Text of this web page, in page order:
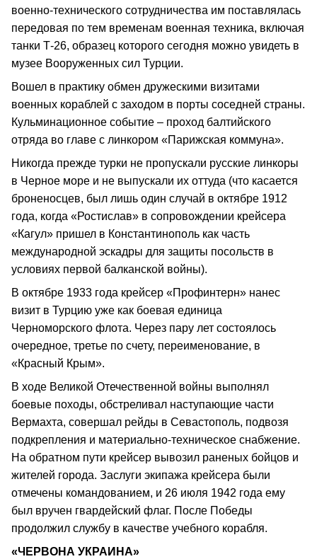
военно-технического сотрудничества им поставлялась
передовая по тем временам военная техника, включая
танки Т-26, образец которого сегодня можно увидеть в
музее Вооруженных сил Турции.
Вошел в практику обмен дружескими визитами
военных кораблей с заходом в порты соседней страны.
Кульминационное событие – проход балтийского
отряда во главе с линкором «Парижская коммуна».
Никогда прежде турки не пропускали русские линкоры
в Черное море и не выпускали их оттуда (что касается
броненосцев, был лишь один случай в октябре 1912
года, когда «Ростислав» в сопровождении крейсера
«Кагул» пришел в Константинополь как часть
международной эскадры для защиты посольств в
условиях первой балканской войны).
В октябре 1933 года крейсер «Профинтерн» нанес
визит в Турцию уже как боевая единица
Черноморского флота. Через пару лет состоялось
очередное, третье по счету, переименование, в
«Красный Крым».
В ходе Великой Отечественной войны выполнял
боевые походы, обстреливал наступающие части
Вермахта, совершал рейды в Севастополь, подвозя
подкрепления и материально-техническое снабжение.
На обратном пути крейсер вывозил раненых бойцов и
жителей города. Заслуги экипажа крейсера были
отмечены командованием, и 26 июля 1942 года ему
был вручен гвардейский флаг. После Победы
продолжил службу в качестве учебного корабля.
«ЧЕРВОНА УКРАИНА»